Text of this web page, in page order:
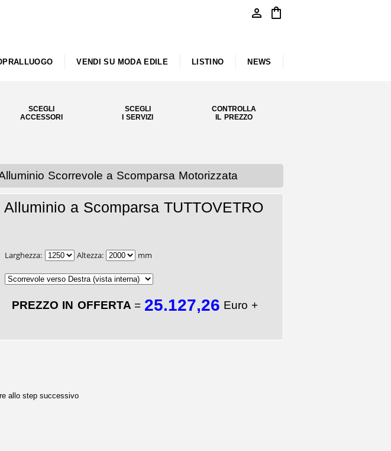
person shopping_bag
VENDI SU MODA EDILE LISTINO NEWS
SCEGLI
ACCESSORI
SCEGLI
I SERVIZI
CONTROLLA
IL PREZZO
Scorrevole a Scomparsa Motorizzata
a Scomparsa TUTTOVETRO
Larghezza: Altezza: mm
PREZZO IN OFFERTA = 25.127,26 Euro +